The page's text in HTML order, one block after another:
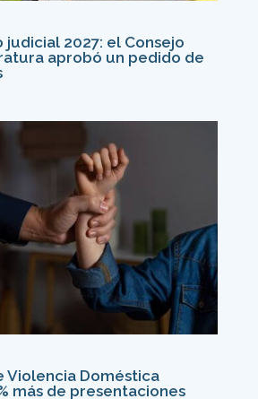
judicial 2027: el Consejo
aprobó un pedido de
Violencia Doméstica
más de presentaciones